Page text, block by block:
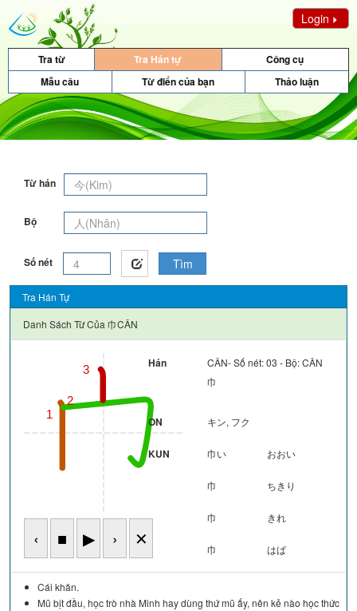
Login
Tra từ Tra Hán tự
Công cụ
Mẫu câu
Từ điển của bạn Thảo luận
Từ hán
Bộ
Số nét Tìm
Tra Hán Tự
Danh Sách Từ Của 巾CÂN
1
2
3
‹ ■ ▶ › ✕
Hán
CÂN- Số nét: 03 - Bộ: CÂN
巾
ON キン, フク
KUN 巾い おおい
巾 ちきり
巾 きれ
巾 はば
Cái khăn.
Mũ bịt đầu, học trò nhà Minh hay dùng thứ mũ ấy, nên kẻ nào học thức